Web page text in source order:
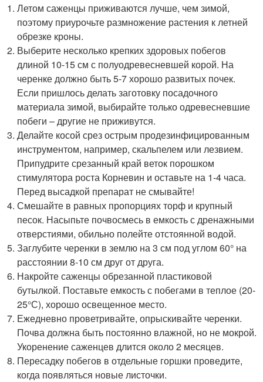
Летом саженцы приживаются лучше, чем зимой,
поэтому приурочьте размножение растения к летней
обрезке кроны.
Выберите несколько крепких здоровых побегов
длиной 10-15 см с полуодревесневшей корой. На
черенке должно быть 5-7 хорошо развитых почек.
Если пришлось делать заготовку посадочного
материала зимой, выбирайте только одревесневшие
побеги – другие не приживутся.
Делайте косой срез острым продезинфицированным
инструментом, например, скальпелем или лезвием.
Припудрите срезанный край веток порошком
стимулятора роста Корневин и оставьте на 1-4 часа.
Перед высадкой препарат не смывайте!
Смешайте в равных пропорциях торф и крупный
песок. Насыпьте почвосмесь в емкость с дренажными
отверстиями, обильно полейте отстоянной водой.
Заглубите черенки в землю на 3 см под углом 60° на
расстоянии 8-10 см друг от друга.
Накройте саженцы обрезанной пластиковой
бутылкой. Поставьте емкость с побегами в теплое (20-
25°С), хорошо освещенное место.
Ежедневно проветривайте, опрыскивайте черенки.
Почва должна быть постоянно влажной, но не мокрой.
Укоренение саженцев длится около 2 месяцев.
Пересадку побегов в отдельные горшки проведите,
когда появляться новые листочки.